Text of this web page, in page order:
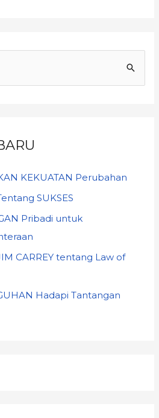
KEKUATAN Perubahan
SUKSES
Pribadi untuk
CARREY tentang Law of
Hadapi Tantangan